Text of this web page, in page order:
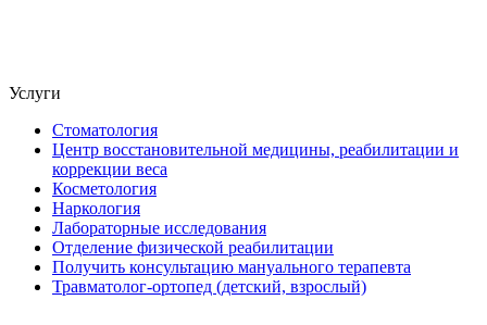
Услуги
Стоматология
Центр восстановительной медицины, реабилитации и
коррекции веса
Косметология
Наркология
Лабораторные исследования
Отделение физической реабилитации
Получить консультацию мануального терапевта
Травматолог-ортопед (детский, взрослый)